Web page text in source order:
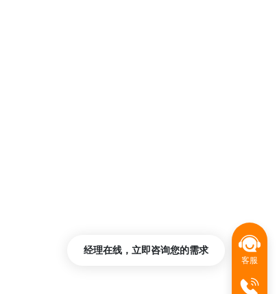
客服
经理在线，立即咨询您的需求